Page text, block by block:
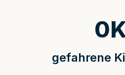
gefahrene
0